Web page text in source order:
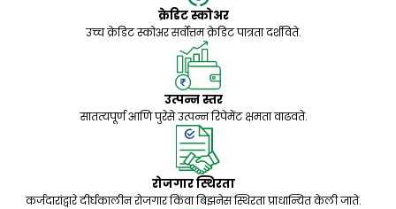
क्रेडिट स्कोअर
उच्च क्रेडिट स्कोअर सर्वोत्तम क्रेडिट पात्रता दर्शविते.
उत्पन्न स्तर
सातत्यपूर्ण आणि पुरेसे उत्पन्न रिपेमेंट क्षमता वाढवते.
रोजगार स्थिरता
कर्जदारांद्वारे दीर्घकालीन रोजगार किंवा बिझनेस स्थिरता प्राधान्यित केली जाते.